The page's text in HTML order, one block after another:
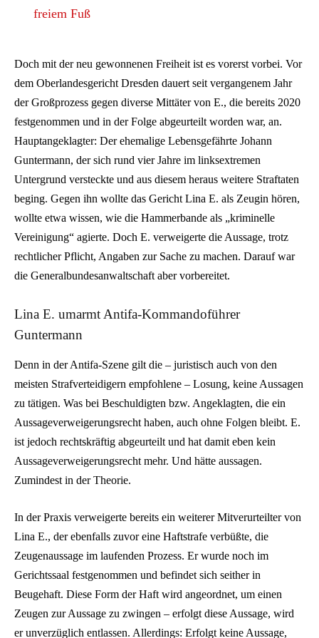
freiem Fuß
Doch mit der neu gewonnenen Freiheit ist es vorerst vorbei. Vor
dem Oberlandesgericht Dresden dauert seit vergangenem Jahr
der Großprozess gegen diverse Mittäter von E., die bereits 2020
festgenommen und in der Folge abgeurteilt worden war, an.
Hauptangeklagter: Der ehemalige Lebensgefährte Johann
Guntermann, der sich rund vier Jahre im linksextremen
Untergrund versteckte und aus diesem heraus weitere Straftaten
beging. Gegen ihn wollte das Gericht Lina E. als Zeugin hören,
wollte etwa wissen, wie die Hammerbande als „kriminelle
Vereinigung“ agierte. Doch E. verweigerte die Aussage, trotz
rechtlicher Pflicht, Angaben zur Sache zu machen. Darauf war
die Generalbundesanwaltschaft aber vorbereitet.
Lina E. umarmt Antifa-Kommandoführer
Guntermann
Denn in der Antifa-Szene gilt die – juristisch auch von den
meisten Strafverteidigern empfohlene – Losung, keine Aussagen
zu tätigen. Was bei Beschuldigten bzw. Angeklagten, die ein
Aussageverweigerungsrecht haben, auch ohne Folgen bleibt. E.
ist jedoch rechtskräftig abgeurteilt und hat damit eben kein
Aussageverweigerungsrecht mehr. Und hätte aussagen.
Zumindest in der Theorie.
In der Praxis verweigerte bereits ein weiterer Mitverurteilter von
Lina E., der ebenfalls zuvor eine Haftstrafe verbüßte, die
Zeugenaussage im laufenden Prozess. Er wurde noch im
Gerichtssaal festgenommen und befindet sich seither in
Beugehaft. Diese Form der Haft wird angeordnet, um einen
Zeugen zur Aussage zu zwingen – erfolgt diese Aussage, wird
er unverzüglich entlassen. Allerdings: Erfolgt keine Aussage,